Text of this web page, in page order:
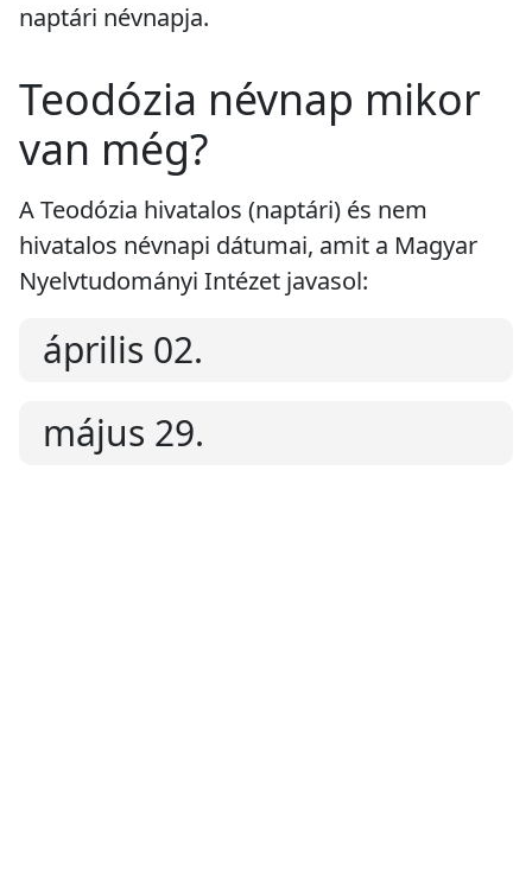
naptári névnapja.
Teodózia névnap mikor
van még?
A Teodózia hivatalos (naptári) és nem
hivatalos névnapi dátumai, amit a Magyar
Nyelvtudományi Intézet javasol:
április 02.
május 29.